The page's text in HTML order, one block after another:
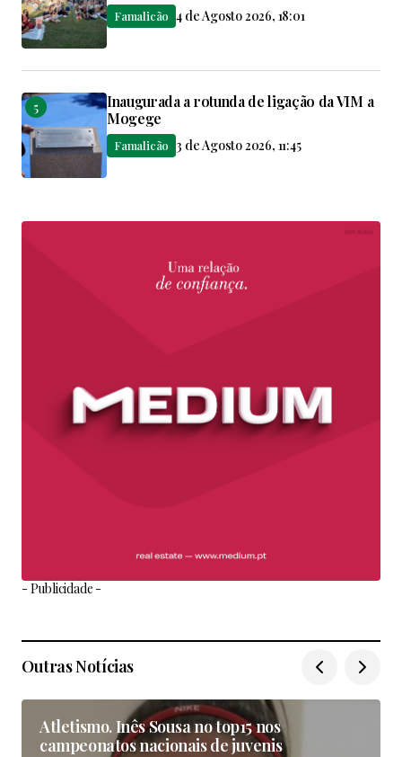
Famalicão 4 de Agosto 2026, 18:01
Inaugurada a rotunda de ligação da VIM a
Mogege
Famalicão 3 de Agosto 2026, 11:45
- Publicidade -
Outras Notícias
Atletismo. Inês Sousa no top15 nos
campeonatos nacionais de juvenis